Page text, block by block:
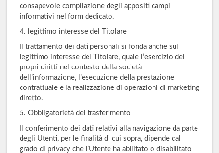
consapevole compilazione degli appositi campi
informativi nel form dedicato.
4. legittimo interesse del Titolare
Il trattamento dei dati personali si fonda anche sul
legittimo interesse del Titolare, quale l’esercizio dei
propri diritti nel contesto della società
dell’informazione, l’esecuzione della prestazione
contrattuale e la realizzazione di operazioni di marketing
diretto.
5. Obbligatorietà del trasferimento
Il conferimento dei dati relativi alla navigazione da parte
degli Utenti, per le finalità di cui sopra, dipende dal
grado di privacy che l’Utente ha abilitato o disabilitato